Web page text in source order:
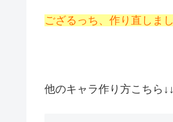
ござるっち、作り直しまし
他のキャラ作り方こちら↓↓